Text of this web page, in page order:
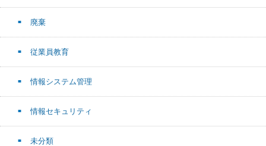
廃棄
従業員教育
情報システム管理
情報セキュリティ
未分類